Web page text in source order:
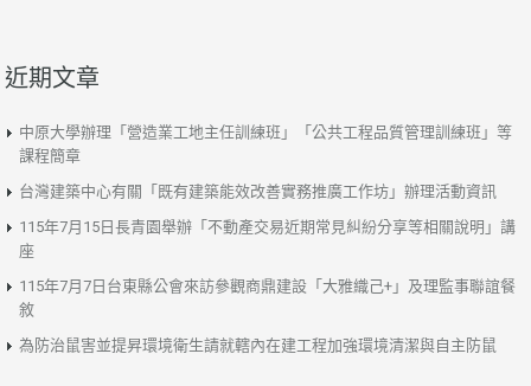
近期文章
中原大學辦理「營造業工地主任訓練班」「公共工程品質管理訓練班」等
課程簡章
台灣建築中心有關「既有建築能效改善實務推廣工作坊」辦理活動資訊
115年7月15日長青園舉辦「不動產交易近期常見糾紛分享等相關說明」講
座
115年7月7日台東縣公會來訪參觀商鼎建設「大雅織己+」及理監事聯誼餐
敘
為防治鼠害並提昇環境衛生請就轄內在建工程加強環境清潔與自主防鼠